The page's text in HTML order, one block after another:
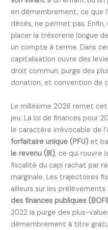
en démembrement, ce que
décès, ne permet pas.
placer la trésorerie longue
un compte à terme. Dans
capitalisation ouvre des
droit commun, purge des
donation, et convention de
Le millésime 2026 remet
jeu. La loi de finances pour
le caractère irrévocable de
forfaitaire unique (PFU) et
le revenu (IR), ce qui rouvre
fiscalité du capi rachat par
marginale. Les trajectoires
ailleurs sur les
des finances publiques
2022 la purge des plus-
démembrement à titre